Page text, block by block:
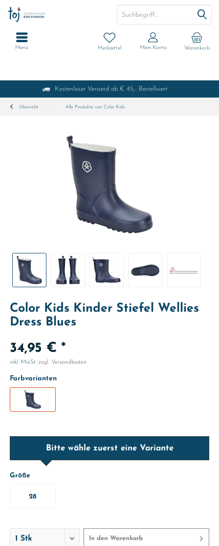
Kostenloser Versand ab € 45,- Bestellwert
Warenkorb
Merkzettel Mein Konto
Menü
Übersicht Alle Produkte von Color Kids
Color Kids Kinder Stiefel Wellies
Dress Blues
34,95 € *
inkl. MwSt. zzgl. Versandkosten
Farbvarianten
Bitte wähle zuerst eine Variante
Größe
28
In den Warenkorb